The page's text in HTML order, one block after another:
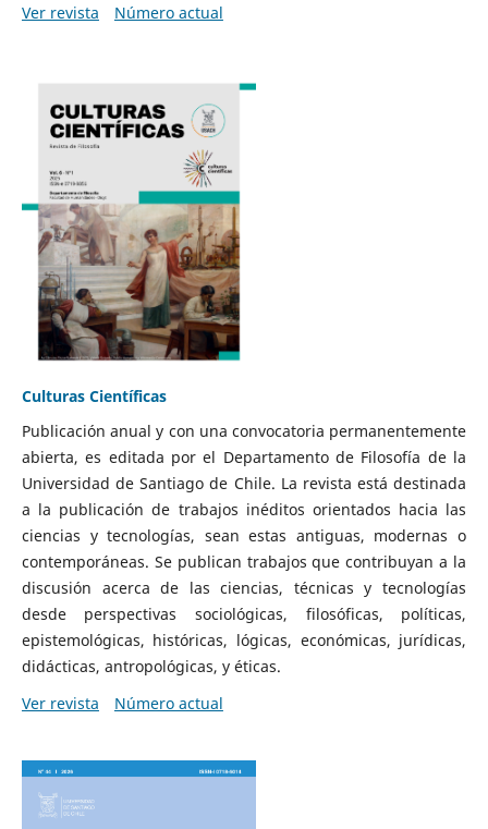
Ver revista
Número actual
Culturas Científicas
Publicación anual y con una convocatoria permanentemente
abierta, es editada por el Departamento de Filosofía de la
Universidad de Santiago de Chile. La revista está destinada
a la publicación de trabajos inéditos orientados hacia las
ciencias y tecnologías, sean estas antiguas, modernas o
contemporáneas. Se publican trabajos que contribuyan a la
discusión acerca de las ciencias, técnicas y tecnologías
desde perspectivas sociológicas, filosóficas, políticas,
epistemológicas, históricas, lógicas, económicas, jurídicas,
didácticas, antropológicas, y éticas.
Ver revista
Número actual